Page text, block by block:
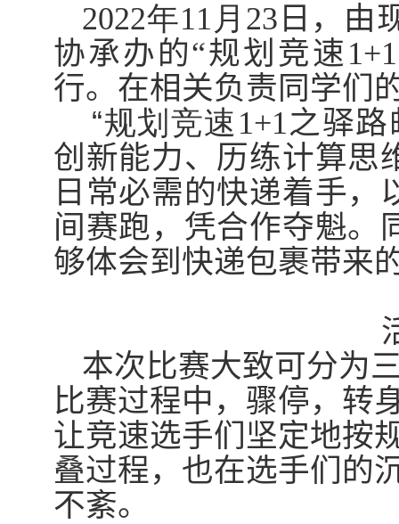
2022年11 月 23 日，由
协承办的“规划竞速1+1
行。 在相关负责同学们
“规划竞速 1+1之驿路
创新能力、 历练计算思
日常必需的快递着手，
间赛跑，凭合作夺魁。
够体会到快递包裹带来
本次比赛大致可分为
比赛过程中，骤停，
让竞速选手们坚定地按
叠过程，也在选手们的
不紊。